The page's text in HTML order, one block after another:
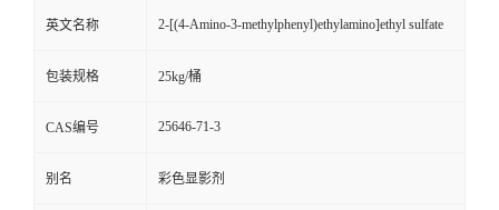
英文名称 2-[(4-Amino-3-methylphenyl)ethylamino]ethyl sulfate
包装规格 25kg/桶
CAS编号 25646-71-3
别名 彩色显影剂